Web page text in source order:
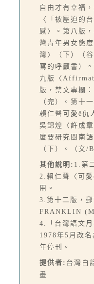
自由才有幸福
〈「被壓迫的
感〉。第八版
灣青年男女態
灣〉（下）（
寫的呼籲書）
九版〈
版，禁文專欄
（完）。第十
賴仁聲可愛ê仇
吳錦煌〈許成
麼要研究閩南
（下）。（文/
其他說明: 1.第
2.賴仁聲〈可
用。
3.第十二版，
FRANKLIN
4.「台灣語文
1978年5月改
年停刊。
提供者: 台灣白
畫